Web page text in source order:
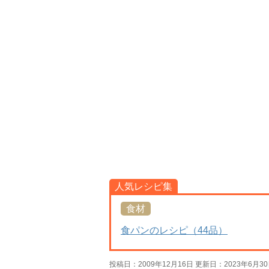
人気レシピ集
食材
食パンのレシピ（44品）
投稿日：2009年12月16日 更新日： 2023年6月30